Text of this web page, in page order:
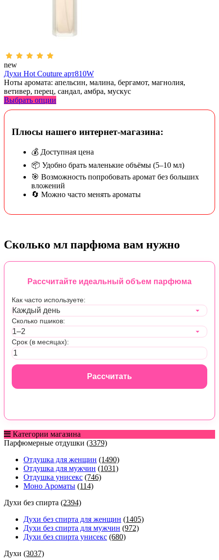
new
Духи Hot Couture арт810W
Ноты аромата: апельсин, малина, бергамот, магнолия,
ветивер, перец, сандал, амбра, мускус
Выбрать опции
Плюсы нашего интернет-магазина:
💰 Доступная цена
📦 Удобно брать маленькие объёмы (5–10 мл)
🎯 Возможность попробовать аромат без больших
вложений
🔄 Можно часто менять ароматы
Сколько мл парфюма вам нужно
Рассчитайте идеальный объем парфюма
Как часто используете:
Сколько пшиков:
Срок (в месяцах):
Рассчитать
Категории магазина
Парфюмерные отдушки (3379)
Отдушка для женщин (1490)
Отдушка для мужчин (1031)
Отдушка унисекс (746)
Моно Ароматы (114)
Духи без спирта (2394)
Духи без спирта для женщин (1405)
Духи без спирта для мужчин (972)
Духи без спирта унисекс (680)
Духи (3037)